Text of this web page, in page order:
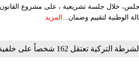
المزيد
الشرطة التركية تعتقل 162 شخصاً على خلفية تعليقات إلكترونية حول إطلاق النار في المدارس